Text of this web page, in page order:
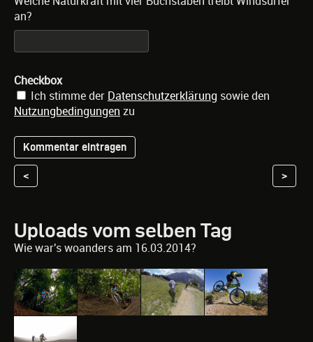
an?
Checkbox
Ich stimme der Datenschutzerklärung sowie den
Nutzungbedingungen zu
< >
Uploads vom selben Tag
Wie war's woanders am 16.03.2014?